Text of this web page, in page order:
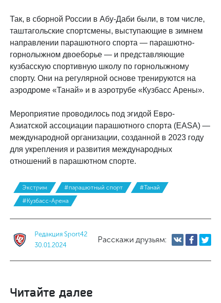
Так, в сборной России в Абу-Даби были, в том числе,
таштагольские спортсмены, выступающие в зимнем
направлении парашютного спорта — парашютно-
горнолыжном двоеборье — и представляющие
кузбасскую спортивную школу по горнолыжному
спорту. Они на регулярной основе тренируются на
аэродроме «Танай» и в аэротрубе «Кузбасс Арены».
Мероприятие проводилось под эгидой Евро-
Азиатской ассоциации парашютного спорта (EASA) —
международной организации, созданной в 2023 году
для укрепления и развития международных
отношений в парашютном спорте.
Экстрим #парашютный спорт
#Танай
#Кузбасс-Арена
Редакция Sport42
30.01.2024
Расскажи друзьям:
Читайте далее